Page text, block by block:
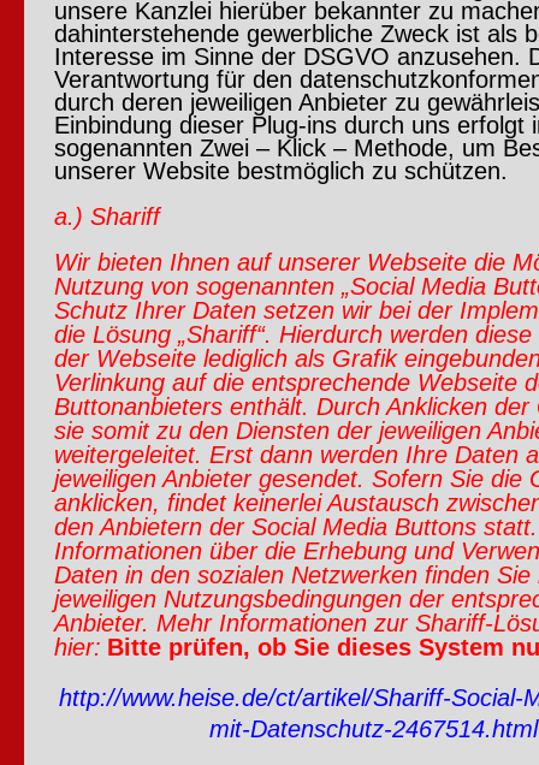
unsere Kanzlei hierüber bekannter zu
dahinterstehende gewerbliche Zweck ist als
Interesse im Sinne der DSGVO anzusehen.
Verantwortung für den
durch deren jeweiligen Anbieter zu
Einbindung dieser Plug-ins durch uns erfolgt
sogenannten Zwei – Klick – Methode, um
unserer Website bestmöglich zu schützen.
a.) Shariff
Wir bieten Ihnen auf unserer Webseite die
Nutzung von sogenannten „Social Media
Schutz Ihrer Daten setzen wir bei der
die Lösung „Shariff“. Hierdurch werden
der Webseite lediglich als Grafik
Verlinkung auf die entsprechende Webseite
Buttonanbieters enthält. Durch Anklicken der
sie somit zu den Diensten der jeweiligen
weitergeleitet. Erst dann werden Ihre Daten
jeweiligen Anbieter gesendet. Sofern Sie die
anklicken, findet keinerlei Austausch
den Anbietern der Social Media Buttons statt.
Informationen über die Erhebung und
Daten in den sozialen Netzwerken finden Sie
jeweiligen Nutzungsbedingungen der
Anbieter. Mehr Informationen zur Shariff-
hier: Bitte prüfen, ob Sie dieses System
http://www.heise.de/ct/artikel/Shariff-Social-
mit-Datenschutz-2467514.html